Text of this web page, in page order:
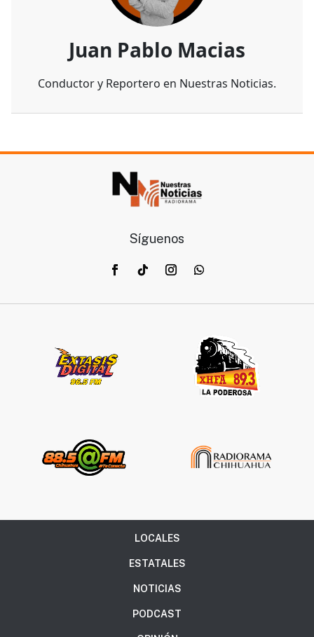
Juan Pablo Macias
Conductor y Reportero en Nuestras Noticias.
Síguenos
LOCALES
ESTATALES
NOTICIAS
PODCAST